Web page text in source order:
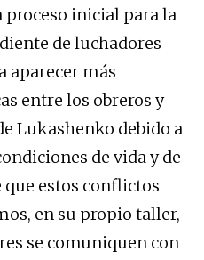
proceso inicial para la
de luchadores
aparecer más
entre los obreros y
Lukashenko debido a
de vida y de
estos conflictos
en su propio taller,
se comuniquen con